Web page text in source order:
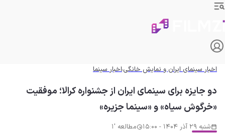
اخبار سینمای ایران و نمایش خانگیاخبار سینما
دو جایزه برای سینمای ایران از جشنواره کرالا؛ موفقیت
«خرگوش سیاه» و «سینما جزیره»
شنبه 29 آذر 1404 - 15:00 مطالعه '1